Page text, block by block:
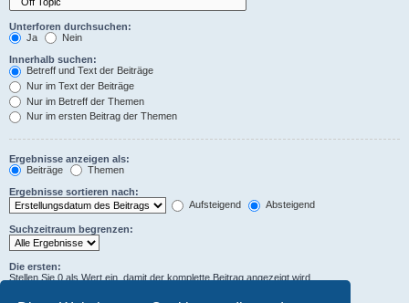
Unterforen durchsuchen:
Ja
Nein
Innerhalb suchen:
Betreff und Text der Beiträge
Nur im Text der Beiträge
Nur im Betreff der Themen
Nur im ersten Beitrag der Themen
Ergebnisse anzeigen als:
Beiträge
Themen
Ergebnisse sortieren nach:
Aufsteigend
Absteigend
Suchzeitraum begrenzen:
Die ersten:
Stellen Sie 0 als Wert ein, damit der komplette Beitrag angezeigt wird.